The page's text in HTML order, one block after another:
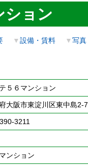
ション
▼設備・賃料 ▼写真
５６マンション
大阪市東淀川区東中島2-
3211
ンション